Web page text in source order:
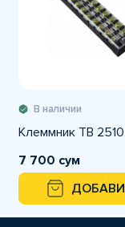
В наличии
Клеммник ТВ 2510
7 700 сум